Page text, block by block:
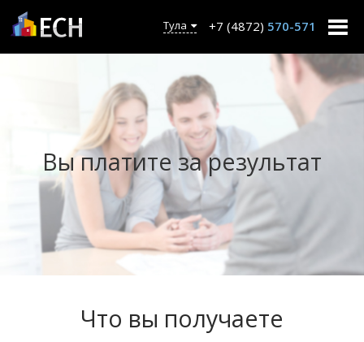
Тула +7 (4872) 570-571
Вы платите за результат
Что вы получаете